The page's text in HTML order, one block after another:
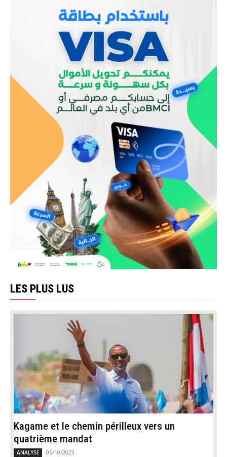
LES PLUS LUS
Kagame et le chemin périlleux vers un
quatrième mandat
ANALYSE 05/10/2023